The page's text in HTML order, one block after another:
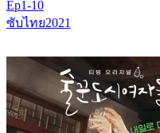
Ep1-10
ซับไทย2021